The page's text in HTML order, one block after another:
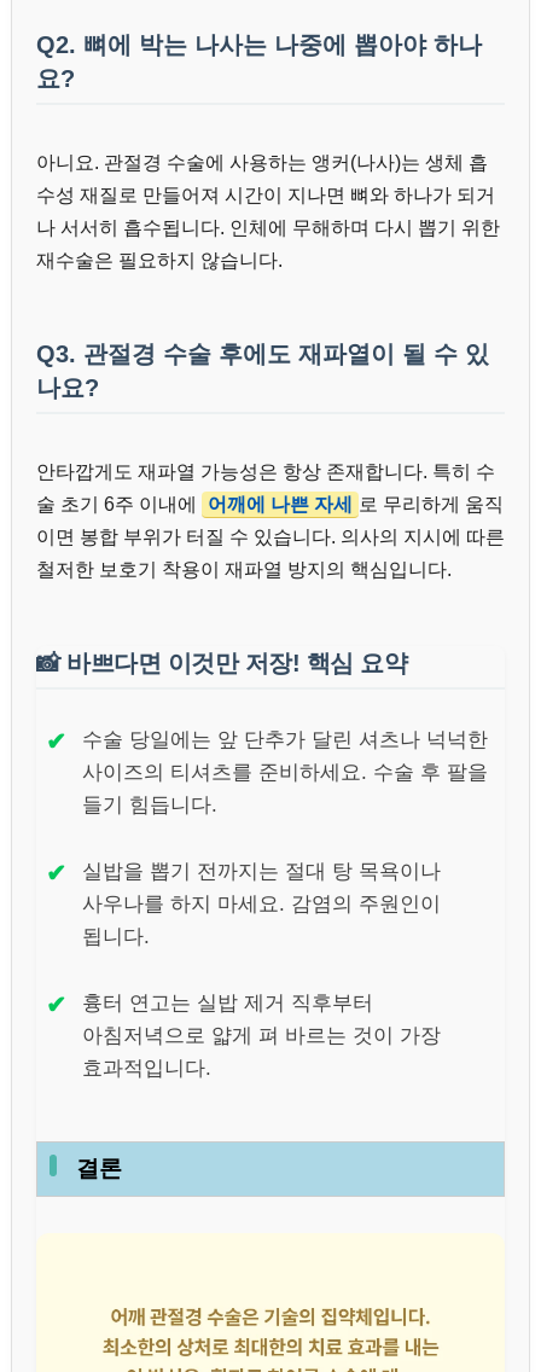
Q2. 뼈에 박는 나사는 나중에 뽑아야 하나
요?
아니요. 관절경 수술에 사용하는 앵커(나사)는 생체 흡
수성 재질로 만들어져 시간이 지나면 뼈와 하나가 되거
나 서서히 흡수됩니다. 인체에 무해하며 다시 뽑기 위한
재수술은 필요하지 않습니다.
Q3. 관절경 수술 후에도 재파열이 될 수 있
나요?
안타깝게도 재파열 가능성은 항상 존재합니다. 특히 수
술 초기 6주 이내에
어깨에 나쁜 자세
로 무리하게 움직
이면 봉합 부위가 터질 수 있습니다. 의사의 지시에 따른
철저한 보호기 착용이 재파열 방지의 핵심입니다.
📸 바쁘다면 이것만 저장! 핵심 요약
✔
수술 당일에는 앞 단추가 달린 셔츠나 넉넉한
사이즈의 티셔츠를 준비하세요. 수술 후 팔을
들기 힘듭니다.
✔
실밥을 뽑기 전까지는 절대 탕 목욕이나
사우나를 하지 마세요. 감염의 주원인이
됩니다.
✔
흉터 연고는 실밥 제거 직후부터
아침저녁으로 얇게 펴 바르는 것이 가장
효과적입니다.
결론